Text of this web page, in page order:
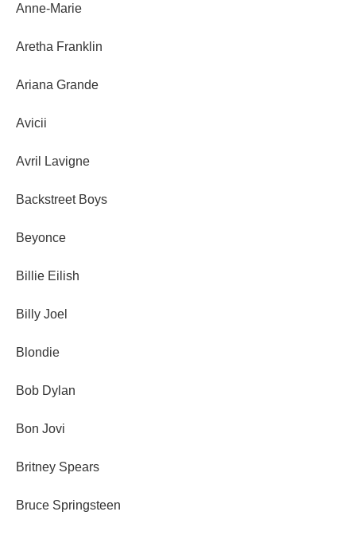
Anne-Marie
Aretha Franklin
Ariana Grande
Avicii
Avril Lavigne
Backstreet Boys
Beyonce
Billie Eilish
Billy Joel
Blondie
Bob Dylan
Bon Jovi
Britney Spears
Bruce Springsteen